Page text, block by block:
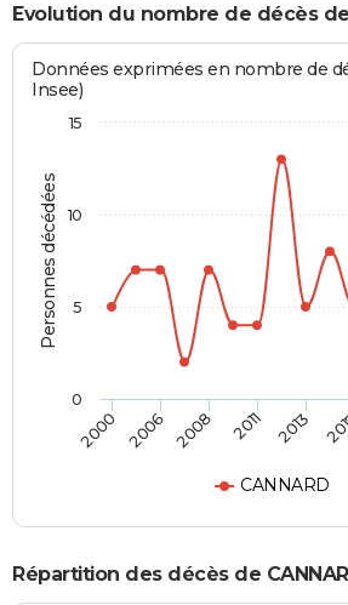
Evolution du nombre de décès de
Personnes décédées
Données exprimées en nombre de
Insee)
CANNARD
2000 2006 2008 2011 2013
0
5
10
15
Répartition des décès de